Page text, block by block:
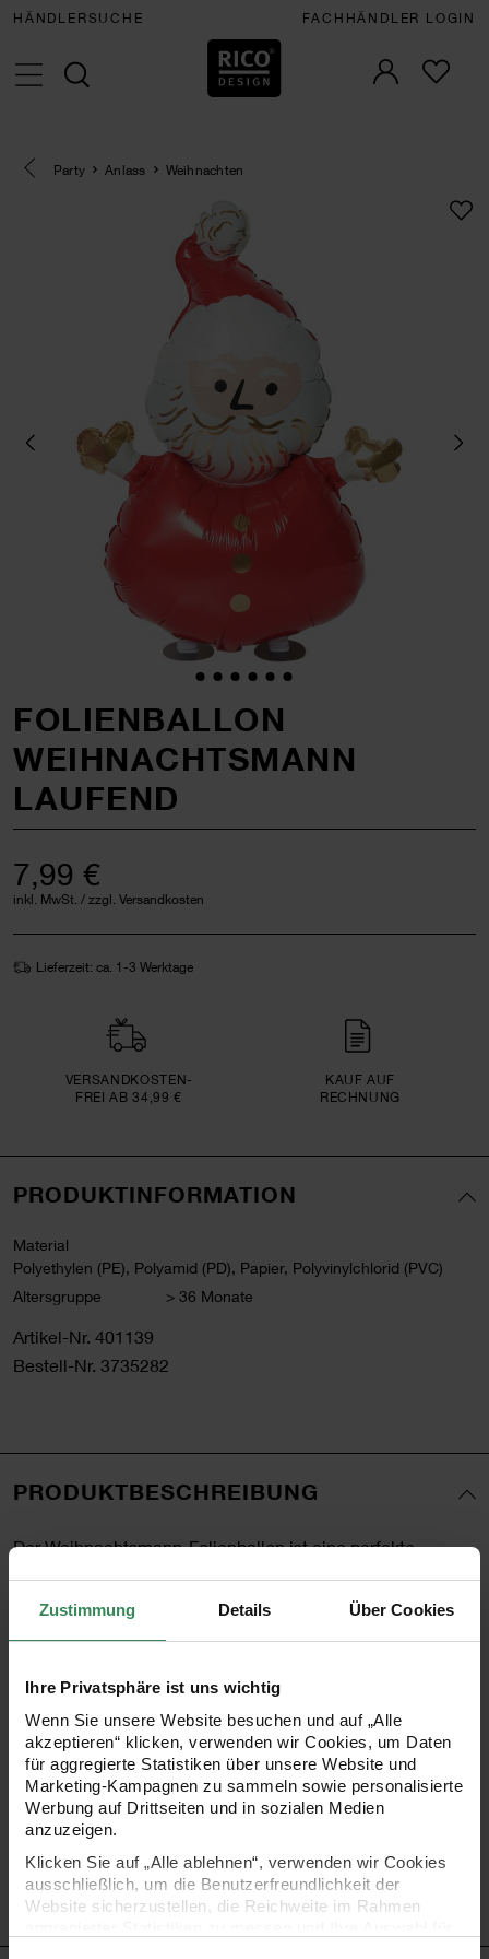
Zustimmung Details Über Cookies
Ihre Privatsphäre ist uns wichtig
Wenn Sie unsere Website besuchen und auf „Alle
akzeptieren“ klicken, verwenden wir Cookies, um Daten
für aggregierte Statistiken über unsere Website und
Marketing-Kampagnen zu sammeln sowie personalisierte
Werbung auf Drittseiten und in sozialen Medien
anzuzeigen.
Klicken Sie auf „Alle ablehnen“, verwenden wir Cookies
ausschließlich, um die Benutzerfreundlichkeit der
Website sicherzustellen, die Reichweite im Rahmen
HÄNDLERSUCHE FACHHÄNDLER LOGIN
Eine Kategorie zurück navigieren
Party Anlass Weihnachten
FOLIENBALLON
WEIHNACHTSMANN
LAUFEND
7,99 €
inkl. MwSt. / zzgl. Versandkosten
Lieferzeit: ca. 1-3 Werktage
VERSAND­KOSTEN­
FREI AB 34,99 €
KAUF AUF
RECHNUNG
PRODUKTINFORMATION
Material
Polyethylen (PE), Polyamid (PD), Papier, Polyvinylchlorid (PVC)
Altersgruppe
> 36 Monate
Artikel-Nr. 401139
Bestell-Nr. 3735282
PRODUKTBESCHREIBUNG
Der Weihnachtsmann-Folienballon ist eine perfekte
Dekoration für festliche Anlässe in der Weihnachtszeit. Bei
einer Füllung mit Helium wird ein schwebender Effekt
erzielt, wodurch es so aussieht, als könnte der
Weihnachtsmann laufen. Nach den Feierlichkeiten kann
das Helium wieder entfernt und der Ballon sicher für das
nächste Jahr verstaut werden.
- Folienballon im Weihnachtsmann-Design
- wiederverwendbar
- Inhalt: 1 Ballon + 4 DIY-Teile
- für Heliumfüllung geeignet